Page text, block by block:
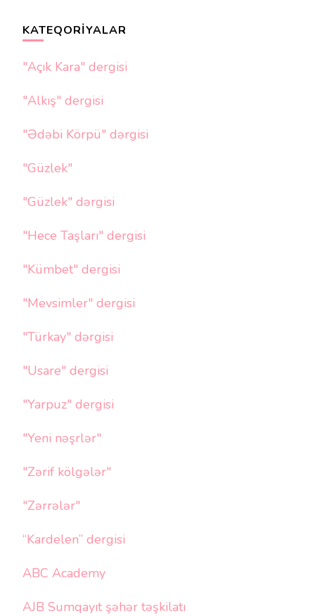
KATEQORIYALAR
"Açık Kara" dergisi
"Alkış" dergisi
"Ədəbi Körpü" dərgisi
"Güzlek"
"Güzlek" dərgisi
"Hece Taşları" dergisi
"Kümbet" dergisi
"Mevsimler" dergisi
"Türkay" dərgisi
"Usare" dergisi
"Yarpuz" dergisi
"Yeni nəşrlər"
"Zərif kölgələr"
"Zərrələr"
“Kardelen” dergisi
ABC Academy
AJB Sumqayıt şəhər təşkilatı